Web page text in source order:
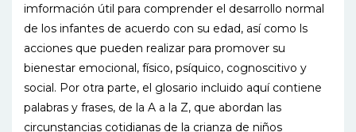
imformación útil para comprender el desarrollo normal
de los infantes de acuerdo con su edad, así como ls
acciones que pueden realizar para promover su
bienestar emocional, físico, psíquico, cognoscitivo y
social. Por otra parte, el glosario incluido aquí contiene
palabras y frases, de la A a la Z, que abordan las
circunstancias cotidianas de la crianza de niños